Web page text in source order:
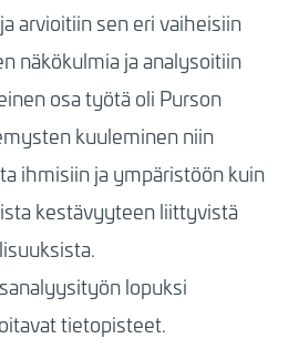
arvioitiin sen eri vaiheisiin
näkökulmia ja analysoitiin
osa työtä oli Purson
kuuleminen niin
ihmisiin ja ympäristöön kuin
kestävyyteen liittyvistä
lopuksi
tietopisteet.